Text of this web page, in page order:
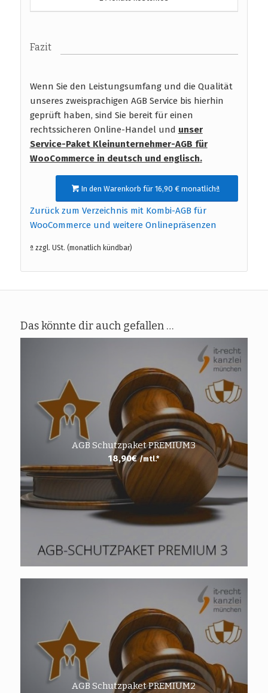
Fazit
Wenn Sie den Leistungsumfang und die Qualität
unseres zweisprachigen AGB Service bis hierhin
geprüft haben, sind Sie bereit für einen
rechtssicheren Online-Handel und unser
Service-Paket Kleinunternehmer-AGB für
WooCommerce in deutsch und englisch.
In den Warenkorb für 16,90 € monatlichª
Zurück zum Verzeichnis mit Kombi-AGB für
WooCommerce und weitere Onlinepräsenzen
ª zzgl. USt. (monatlich kündbar)
Das könnte dir auch gefallen …
AGB Schutzpaket PREMIUM3
18,90€ /mtl.*
AGB Schutzpaket PREMIUM2